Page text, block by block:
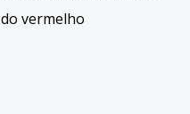
vermelho